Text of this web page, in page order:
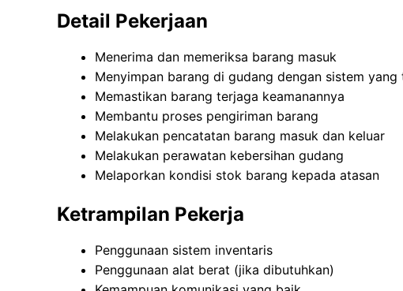
Detail Pekerjaan
Menerima dan memeriksa barang masuk
Menyimpan barang di gudang dengan sistem
Memastikan barang terjaga keamanannya
Membantu proses pengiriman barang
Melakukan pencatatan barang masuk dan keluar
Melakukan perawatan kebersihan gudang
Melaporkan kondisi stok barang kepada atasan
Ketrampilan Pekerja
Penggunaan sistem inventaris
Penggunaan alat berat (jika dibutuhkan)